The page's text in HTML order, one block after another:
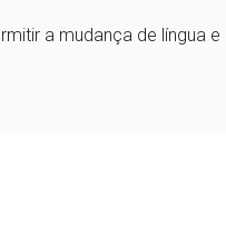
a mudança de